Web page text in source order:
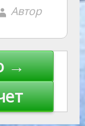
Автор
→